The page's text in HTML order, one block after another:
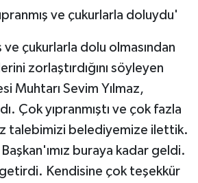
ve çukurlarla doluydu'
ve çukurlarla dolu olmasından
zorlaştırdığını söyleyen
Muhtarı Sevim Yılmaz,
Çok yıpranmıştı ve çok fazla
talebimizi belediyemize ilettik.
buraya kadar geldi.
Kendisine çok teşekkür